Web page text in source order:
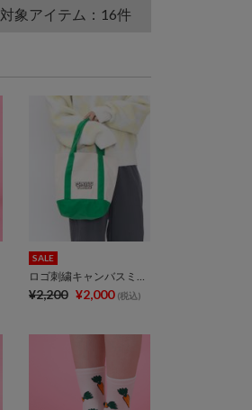
対象アイテム：16件
SALE
ロゴ刺繍キャンバスミニトートバッグ
¥2,200 ¥2,000 (税込)